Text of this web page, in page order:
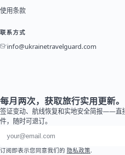
使用条款
联系方式
info@ukrainetravelguard.com
每月两次，获取旅行实用更新。
签证变动、航线恢复和实地安全简报——直
件，随时可退订。
电子邮件地址
订阅即表示您同意我们的 隐私政策.